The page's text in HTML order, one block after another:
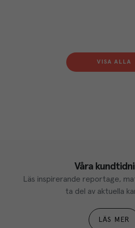
VISA ALLA
Våra
Läs inspirerande reportage,
ta del av aktuella
LÄS MER